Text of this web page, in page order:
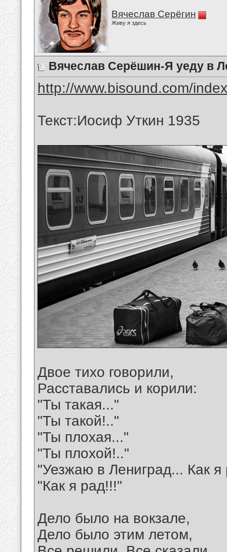
Вячеслав Серёгин
Живу я здесь
Вячеслав Серёшин-Я уеду в
http://www.bisound.com/
Текст:Иосиф Уткин 1935
Двое тихо говорили,
Расставались и корили:
"Ты такая..."
"Ты такой!.."
"Ты плохая..."
"Ты плохой!.."
"Уезжаю в Лениград... Как я
"Как я рад!!!"
Дело было на вокзале,
Дело было этим летом,